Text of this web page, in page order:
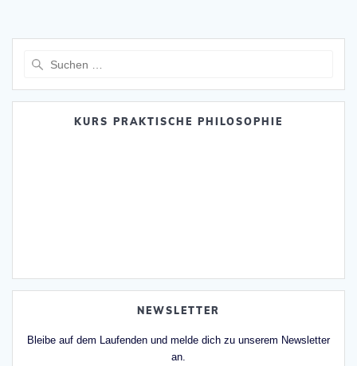
KURS PRAKTISCHE PHILOSOPHIE
NEWSLETTER
Bleibe auf dem Laufenden und melde dich zu unserem Newsletter
an.